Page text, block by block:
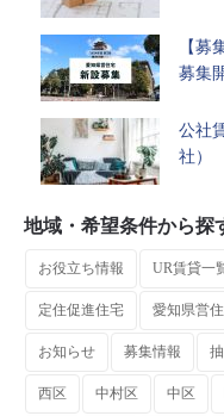
【募
募集
公社
社）
地域・希望条件から探
お役立ち情報 UR賃貸一
定住促進住宅 愛知県営
お知らせ 募集情報
西区 中村区 中区